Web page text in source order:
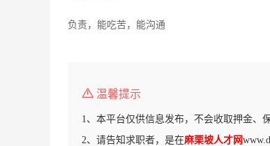
负责，能吃苦，能沟通
温馨提示
1、本平台仅供信息发布，不会收取押金、
2、请告知求职者，是在麻栗坡人才网